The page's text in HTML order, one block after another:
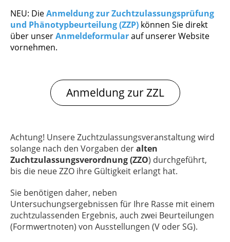
NEU: DieAnmeldung zur Zuchtzulassungsprüfung
und Phänotypbeurteilung (ZZP) können Sie direkt
über unserAnmeldeformularauf unserer Website
vornehmen.
Anmeldung zur ZZL
Achtung! Unsere Zuchtzulassungsveranstaltung wird
solange nach den Vorgaben deralten
Zuchtzulassungsverordnung (ZZO) durchgeführt,
bis die neue ZZO ihre Gültigkeit erlangt hat.
Sie benötigen daher, neben
Untersuchungsergebnissen für Ihre Rasse mit einem
zuchtzulassenden Ergebnis, auch zwei Beurteilungen
(Formwertnoten) von Ausstellungen (V oder SG).